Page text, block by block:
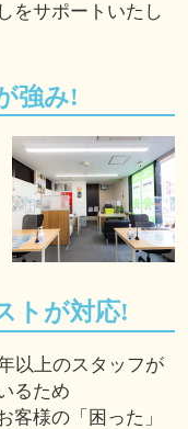
をサポートいたし
強み!
トが対応!
以上のスタッフが
るため
客様の「困った」